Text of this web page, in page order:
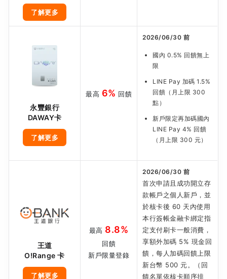
了解更多
永豐銀行
DAWAY卡
了解更多
最高 6% 回饋
2026/06/30 前
國內 0.5% 回饋無上
限
LINE Pay 加碼 1.5%
回饋（月上限 300
點）
新戶限定再加碼國內
LINE Pay 4% 回饋
（月上限 300 元）
王道
O!Range 卡
了解更多
最高 8.8%
回饋
新戶限量登錄
2026/06/30 前
首次申請且成功開立存
款帳戶之個人新戶，並
於核卡後 60 天內使用
本行簽帳金融卡綁定指
定支付刷卡一般消費，
享額外加碼 5% 現金回
饋，每人加碼回饋上限
新台幣 500 元。（回
饋名單依核卡順序排